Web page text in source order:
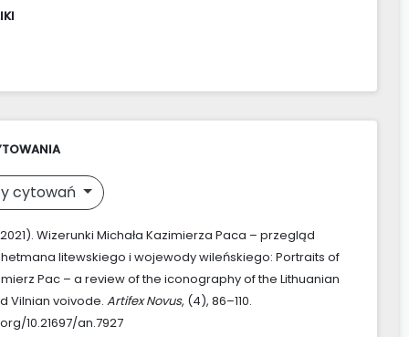
cytowań
Wizerunki Michała Kazimierza Paca – przegląd
litewskiego i wojewody wileńskiego: Portraits of
Pac – a review of the iconography of the Lithuanian
Vilnian voivode. Artifex Novus, (4), 86–110.
10.21697/an.7927